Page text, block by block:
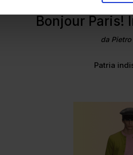
Bonjour Paris!
da
Patria